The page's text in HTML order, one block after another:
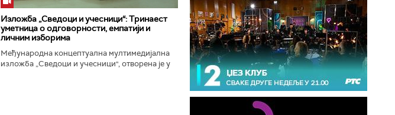
Изложба „Сведоци и учесници“: Тринаест
уметница о одговорности, емпатији и
личним изборима
Међународна концептуална мултимедијална
изложба „Сведоци и учесници", отворена је у